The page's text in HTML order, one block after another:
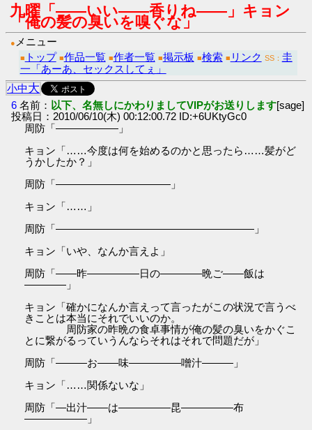
九曜「――いい――香りね――」キョン
「俺の髪の臭いを嗅ぐな」
● メニュー
■ トップ ■作品一覧 ■作者一覧 ■掲示板 ■検索 ■ リンク SS： 圭
一「あーあ、セックスしてぇ」
小中大
6 名前： 以下、名無しにかわりましてVIPがお送りします[sage]
投稿日：2010/06/10(木) 00:12:00.72 ID:+6UKtyGc0
周防「――――――」
キョン「……今度は何を始めるのかと思ったら……髪がど
うかしたか？」
周防「―――――――――――」
キョン「……」
周防「―――――――――――――――――――」
キョン「いや、なんか言えよ」
周防「――昨―――――日の――――晩ご――飯は
――――」
キョン「確かになんか言えって言ったがこの状況で言うべ
きことは本当にそれでいいのか。
周防家の昨晩の食卓事情が俺の髪の臭いをかぐこ
とに繋がるっていうんならそれはそれで問題だが」
周防「―――お――味―――――噌汁―――」
キョン「……関係ないな」
周防「―出汁――は―――――昆―――――布
――――――」